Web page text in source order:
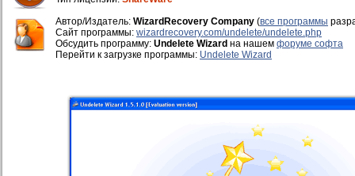
Автор/Издатель: WizardRecovery Company (все программы
Cайт программы: wizardrecovery.com/undelete/undelete.php
Обсудить программу: Undelete Wizard на нашем форуме софта
Перейти к загрузке программы: Undelete Wizard